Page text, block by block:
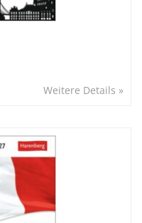
Weitere Details »